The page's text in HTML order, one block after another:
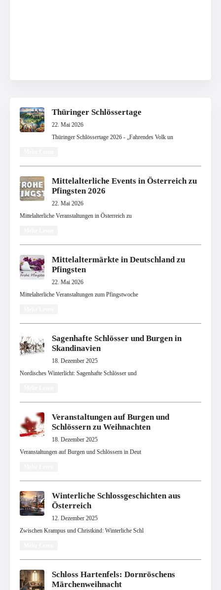
Thüringer Schlössertage
22. Mai 2026
Thüringer Schlössertage 2026 - „Fahrendes Volk un
Mittelalterliche Events in Österreich zu
Pfingsten 2026
22. Mai 2026
Mittelalterliche Veranstaltungen in Österreich zu
Mittelaltermärkte in Deutschland zu
Pfingsten
22. Mai 2026
Mittelalterliche Veranstaltungen zum Pfingstwoche
Sagenhafte Schlösser und Burgen in
Skandinavien
18. Dezember 2025
Nordisches Winterlicht: Sagenhafte Schlösser und
Veranstaltungen auf Burgen und
Schlössern zu Weihnachten
18. Dezember 2025
Veranstaltungen auf Burgen und Schlössern in Deut
Winterliche Schlossgeschichten aus
Österreich
12. Dezember 2025
Zwischen Krampus und Christkind: Winterliche Schl
Schloss Hartenfels: Dornröschens
Märchenweihnacht